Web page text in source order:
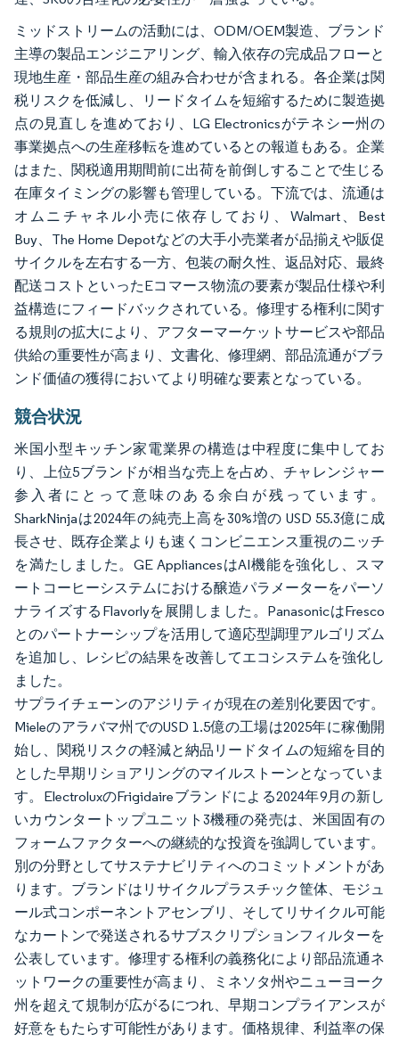
ミッドストリームの活動には、ODM/OEM製造、ブランド
主導の製品エンジニアリング、輸入依存の完成品フローと
現地生産・部品生産の組み合わせが含まれる。各企業は関
税リスクを低減し、リードタイムを短縮するために製造拠
点の見直しを進めており、LG Electronicsがテネシー州の
事業拠点への生産移転を進めているとの報道もある。企業
はまた、関税適用期間前に出荷を前倒しすることで生じる
在庫タイミングの影響も管理している。下流では、流通は
オムニチャネル小売に依存しており、Walmart、Best
Buy、The Home Depotなどの大手小売業者が品揃えや販促
サイクルを左右する一方、包装の耐久性、返品対応、最終
配送コストといったEコマース物流の要素が製品仕様や利
益構造にフィードバックされている。修理する権利に関す
る規則の拡大により、アフターマーケットサービスや部品
供給の重要性が高まり、文書化、修理網、部品流通がブラ
ンド価値の獲得においてより明確な要素となっている。
競合状況
米国小型キッチン家電業界の構造は中程度に集中してお
り、上位5ブランドが相当な売上を占め、チャレンジャー
参入者にとって意味のある余白が残っています。
SharkNinjaは2024年の純売上高を30%増の USD 55.3億に成
長させ、既存企業よりも速くコンビニエンス重視のニッチ
を満たしました。GE AppliancesはAI機能を強化し、スマ
ートコーヒーシステムにおける醸造パラメーターをパーソ
ナライズするFlavorlyを展開しました。PanasonicはFresco
とのパートナーシップを活用して適応型調理アルゴリズム
を追加し、レシピの結果を改善してエコシステムを強化し
ました。
サプライチェーンのアジリティが現在の差別化要因です。
Mieleのアラバマ州でのUSD 1.5億の工場は2025年に稼働開
始し、関税リスクの軽減と納品リードタイムの短縮を目的
とした早期リショアリングのマイルストーンとなっていま
す。ElectroluxのFrigidaireブランドによる2024年9月の新し
いカウンタートップユニット3機種の発売は、米国固有の
フォームファクターへの継続的な投資を強調しています。
別の分野としてサステナビリティへのコミットメントがあ
ります。ブランドはリサイクルプラスチック筐体、モジュ
ール式コンポーネントアセンブリ、そしてリサイクル可能
なカートンで発送されるサブスクリプションフィルターを
公表しています。修理する権利の義務化により部品流通ネ
ットワークの重要性が高まり、ミネソタ州やニューヨーク
州を超えて規制が広がるにつれ、早期コンプライアンスが
好意をもたらす可能性があります。価格規律、利益率の保